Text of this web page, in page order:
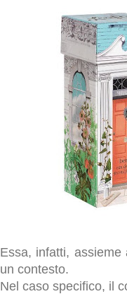
Essa, infatti,
un contesto.
Nel caso specifico, il